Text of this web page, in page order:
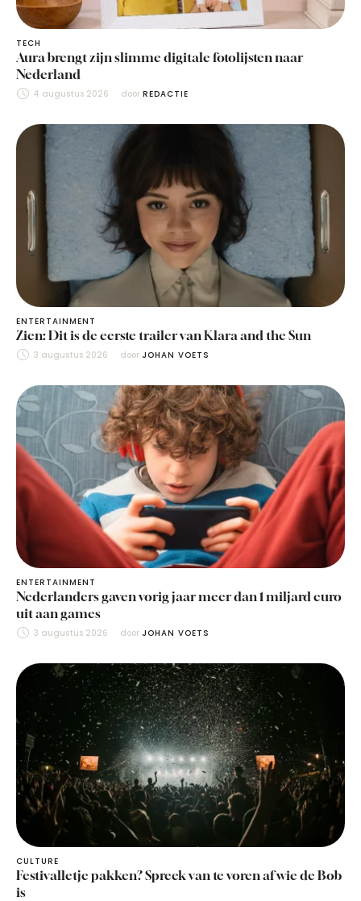
TECH
Aura brengt zijn slimme digitale fotolijsten naar
Nederland
4 augustus 2026 door REDACTIE
ENTERTAINMENT
Zien: Dit is de eerste trailer van Klara and the Sun
3 augustus 2026 door JOHAN VOETS
ENTERTAINMENT
Nederlanders gaven vorig jaar meer dan 1 miljard euro
uit aan games
3 augustus 2026 door JOHAN VOETS
CULTURE
Festivalletje pakken? Spreek van te voren af wie de Bob
is